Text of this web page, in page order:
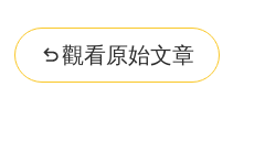
觀看原始文章